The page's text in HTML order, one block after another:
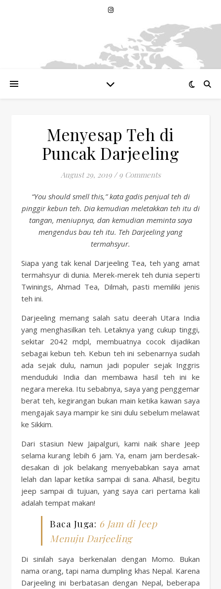
Menyesap Teh di
Puncak Darjeeling
August 29, 2019 / 9 Comments
“You should smell this,” kata gadis penjual teh di
pinggir kebun teh. Dia kemudian meletakkan teh itu di
tangan, meniupnya, dan kemudian meminta saya
mengendus bau teh itu. Teh Darjeeling yang
termahsyur.
Siapa yang tak kenal Darjeeling Tea, teh yang amat
termahsyur di dunia. Merek-merek teh dunia seperti
Twinings, Ahmad Tea, Dilmah, pasti memiliki jenis
teh ini.
Darjeeling memang salah satu deerah Utara India
yang menghasilkan teh. Letaknya yang cukup tinggi,
sekitar 2042 mdpl, membuatnya cocok dijadikan
sebagai kebun teh. Kebun teh ini sebenarnya sudah
ada sejak dulu, namun jadi populer sejak Inggris
menduduki India dan membawa hasil teh ini ke
negara mereka. Itu sebabnya, saya yang penggemar
berat teh, kegirangan bukan main ketika kawan saya
mengajak saya mampir ke sini dulu sebelum melawat
ke Sikkim.
Dari stasiun New Jaipalguri, kami naik share Jeep
selama kurang lebih 6 jam. Ya, enam jam berdesak-
desakan di jok belakang menyebabkan saya amat
lelah dan lapar ketika sampai di sana. Alhasil, begitu
jeep sampai di tujuan, yang saya cari pertama kali
adalah tempat makan!
Baca Juga: 6 Jam di Jeep
Menuju Darjeeling
Di sinilah saya berkenalan dengan Momo. Bukan
nama orang, tapi nama dumpling khas Nepal. Karena
Darjeeling ini berbatasan dengan Nepal, beberapa